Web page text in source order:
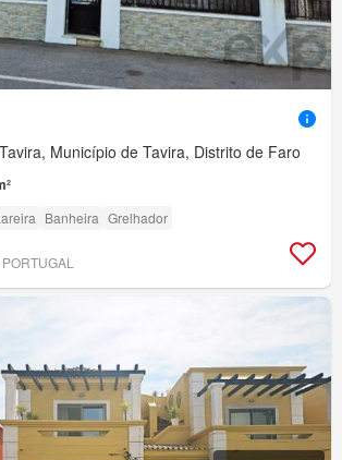
Município de Tavira, Distrito de Faro
Banheira Grelhador